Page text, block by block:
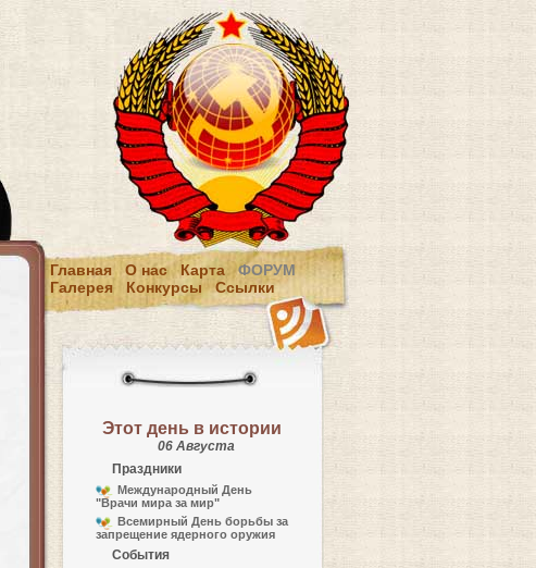
Главная О нас Карта
ФОРУМ
Галерея
Конкурсы Ссылки
Этот день в истории
06 Августа
Праздники
Международный День
"Врачи мира за мир"
Всемирный День борьбы за
запрещение ядерного оружия
События